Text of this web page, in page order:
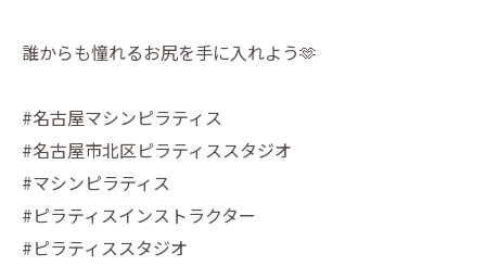
誰からも憧れるお尻を手に入れよう🫶
#名古屋マシンピラティス
#名古屋市北区ピラティススタジオ
#マシンピラティス
#ピラティスインストラクター
#ピラティススタジオ